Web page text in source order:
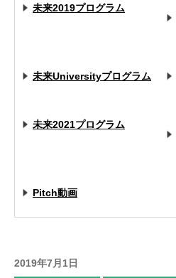
未来2019プログラム
未来Universityプログラム
未来2021プログラム
Pitch動画
2019年7月1日